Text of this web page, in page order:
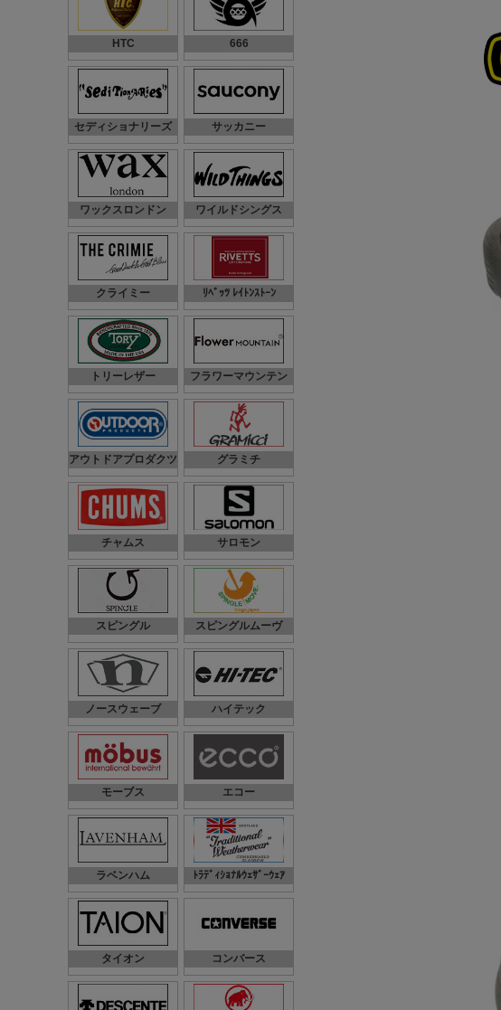
HTC 666
セディショナリーズ サッカニー
ワックスロンドン ワイルドシングス
クライミー ﾘﾍﾞｯﾂ ﾚｲﾄﾝｽﾄｰﾝ
トリーレザー フラワーマウンテン
アウトドアプロダクツ グラミチ
チャムス サロモン
スピングル スピングルムーヴ
ノースウェーブ ハイテック
モーブス エコー
ラベンハム ﾄﾗﾃﾞｨｼｮﾅﾙｳｪｻﾞｰｳｪｱ
タイオン コンバース